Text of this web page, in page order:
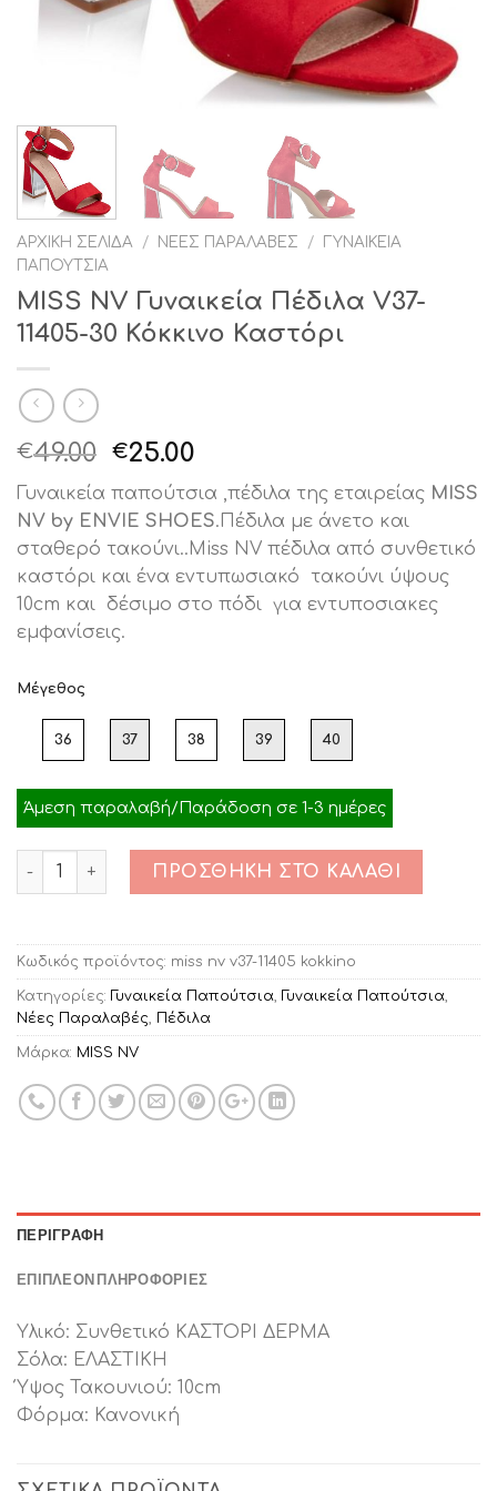
ΑΡΧΙΚΉ ΣΕΛΊΔΑ / ΝΈΕΣ ΠΑΡΑΛΑΒΈΣ /
ΓΥΝΑΙΚΕΊΑ
ΠΑΠΟΎΤΣΙΑ
MISS NV Γυναικεία Πέδιλα V37-
11405-30 Κόκκινο Καστόρι
€49.00 Original
price
was:
€49.00.
€25.00
τρέχουσα
τιμή
είναι:
€25.00.
Γυναικεία παπούτσια ,πέδιλα της εταιρείας MISS
NV by ENVIE SHOES.Πέδιλα με άνετο και
σταθερό τακούνι..Miss NV πέδιλα από συνθετικό
καστόρι και ένα εντυπωσιακό τακούνι ύψους
10cm και δέσιμο στο πόδι για εντυποσιακες
εμφανίσεις.
Μέγεθος
36 37 38 39 40
Άμεση παραλαβή/Παράδοση σε 1-3 ημέρες
Ποσότητα
ΠΡΟΣΘΉΚΗ ΣΤΟ ΚΑΛΆΘΙ
Κωδικός προϊόντος: miss nv v37-11405 kokkino
Κατηγορίες: Γυναικεία Παπούτσια, Γυναικεία Παπούτσια,
Νέες Παραλαβές, Πέδιλα
Μάρκα: MISS NV
ΠΕΡΙΓΡΑΦΉ
ΕΠΙΠΛΈΟΝ ΠΛΗΡΟΦΟΡΊΕΣ
Υλικό: Συνθετικό ΚΑΣΤΟΡΙ ΔΕΡΜΑ
Σόλα: ΕΛΑΣΤΙΚΗ
Ύψος Τακουνιού: 10cm
Φόρμα: Κανονική